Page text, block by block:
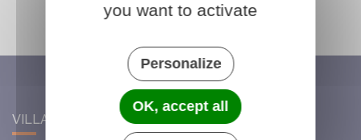
VILLARS-SAINT-GEORGES
you want to activate
Personalize
OK, accept all